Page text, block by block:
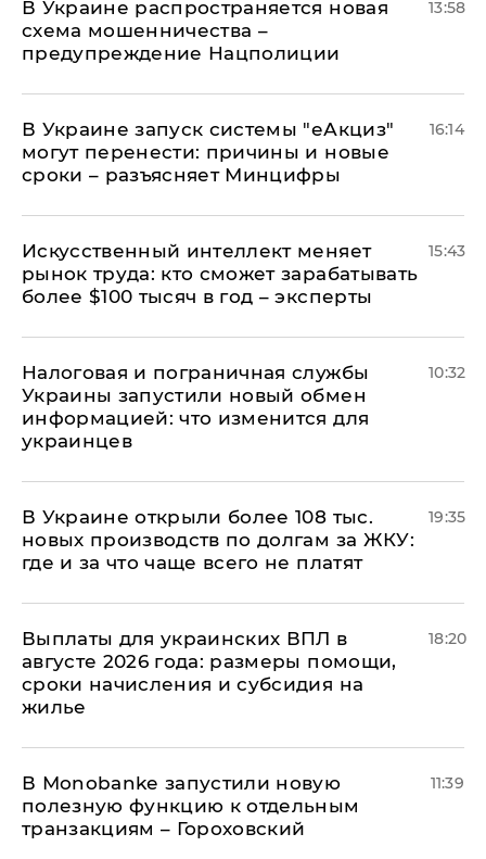
В Украине распространяется новая
схема мошенничества –
предупреждение Нацполиции
13:58
В Украине запуск системы "еАкциз"
могут перенести: причины и новые
сроки – разъясняет Минцифры
16:14
Искусственный интеллект меняет
рынок труда: кто сможет зарабатывать
более $100 тысяч в год – эксперты
15:43
Налоговая и пограничная службы
Украины запустили новый обмен
информацией: что изменится для
украинцев
10:32
В Украине открыли более 108 тыс.
новых производств по долгам за ЖКУ:
где и за что чаще всего не платят
19:35
Выплаты для украинских ВПЛ в
августе 2026 года: размеры помощи,
сроки начисления и субсидия на
жилье
18:20
В Мonobankе запустили новую
полезную функцию к отдельным
транзакциям – Гороховский
11:39